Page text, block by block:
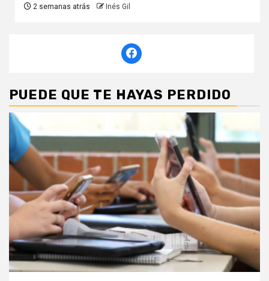
2 semanas atrás Inés Gil
PUEDE QUE TE HAYAS PERDIDO